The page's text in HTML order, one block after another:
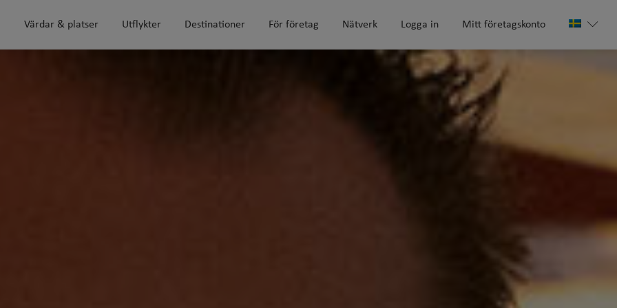
Värdar & platser Utflykter Destinationer För företag Nätverk Logga in Mitt företagskonto